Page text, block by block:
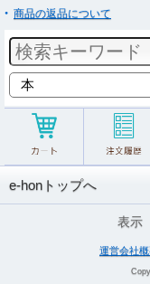
商品の返品について
e-honトップへ
表示
運営会社